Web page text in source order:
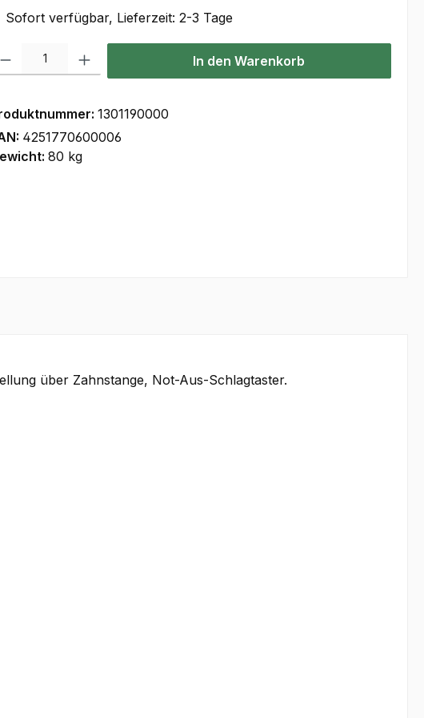
Sofort verfügbar, Lieferzeit: 2-3 Tage
Anzahl: Gib den gewünschten Wert ein oder benutze die Schaltflächen
In den Warenkorb
1301190000
4251770600006
80 kg
über Zahnstange, Not-Aus-Schlagtaster.